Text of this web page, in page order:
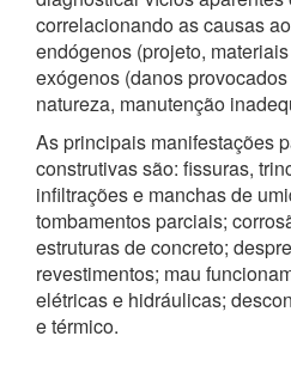
correlacionando as causas
endógenos (projeto,
exógenos (danos
natureza, manutenção
As principais manifestações
construtivas são: fissuras,
infiltrações e manchas de
tombamentos parciais;
estruturas de concreto;
revestimentos; mau
elétricas e hidráulicas;
e térmico.